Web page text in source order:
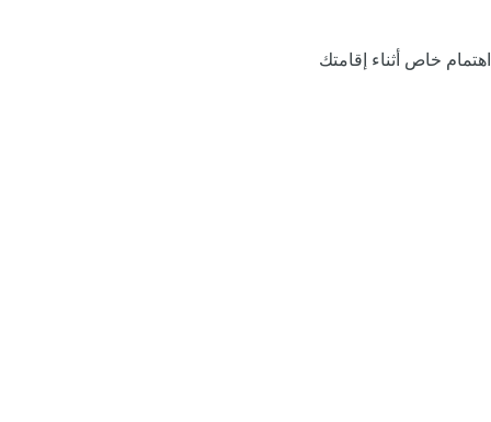
اهتمام خاص أثناء إقامتك